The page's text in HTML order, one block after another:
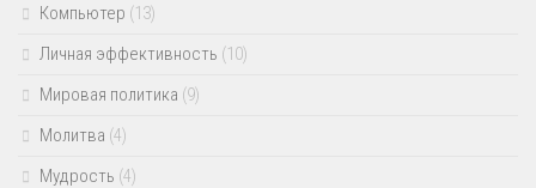
Компьютер (13)
Личная эффективность (10)
Мировая политика (9)
Молитва (4)
Мудрость (4)